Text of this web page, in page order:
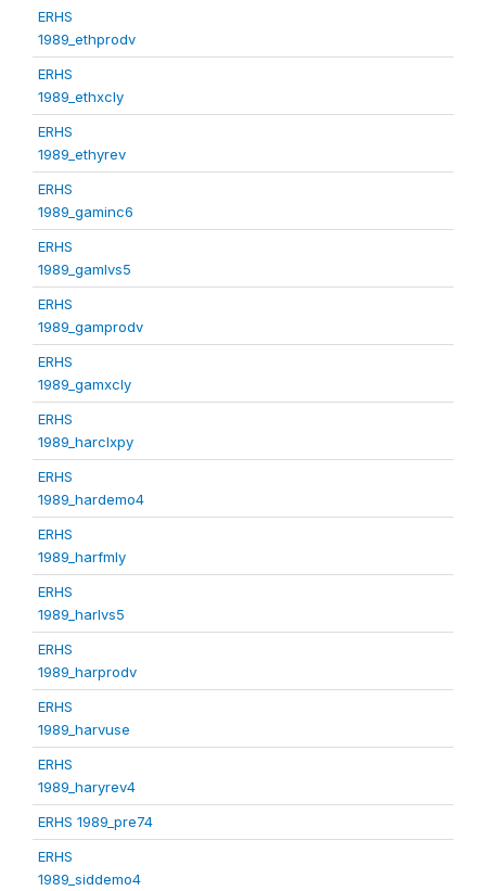
ERHS
1989_ethprodv
ERHS
1989_ethxcly
ERHS
1989_ethyrev
ERHS
1989_gaminc6
ERHS
1989_gamlvs5
ERHS
1989_gamprodv
ERHS
1989_gamxcly
ERHS
1989_harclxpy
ERHS
1989_hardemo4
ERHS
1989_harfmly
ERHS
1989_harlvs5
ERHS
1989_harprodv
ERHS
1989_harvuse
ERHS
1989_haryrev4
ERHS 1989_pre74
ERHS
1989_siddemo4